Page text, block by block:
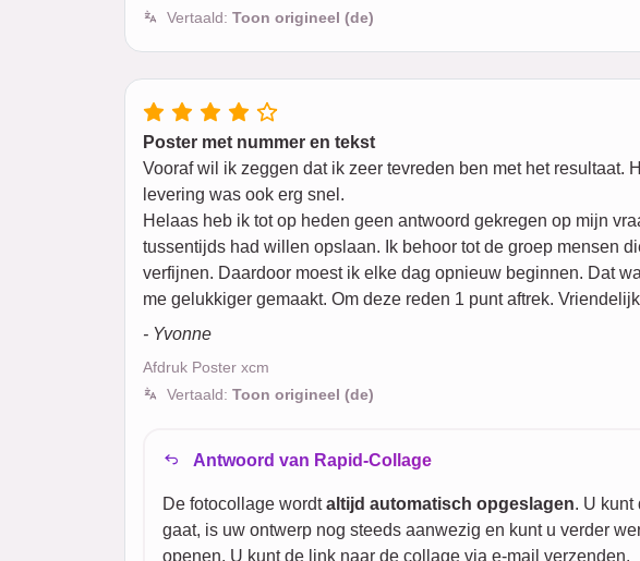
Vertaald: Toon origineel (de)
Poster met nummer en tekst
Vooraf wil ik zeggen dat ik zeer tevreden ben met het
levering was ook erg snel.
Helaas heb ik tot op heden geen antwoord gekregen op mijn
tussentijds had willen opslaan. Ik behoor tot de groep mensen
verfijnen. Daardoor moest ik elke dag opnieuw beginnen. Dat
me gelukkiger gemaakt. Om deze reden 1 punt aftrek.
- Yvonne
Afdruk Poster xcm
Vertaald: Toon origineel (de)
Antwoord van Rapid-Collage
De fotocollage wordtaltijd automatisch opgeslagen. U kunt
gaat, is uw ontwerp nog steeds aanwezig en kunt u verder
openen. U kunt de link naar de collage via e-mail verzenden.